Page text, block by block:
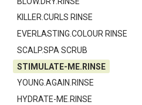
KILLER.CURLS RINSE
EVERLASTING.COLOUR RINSE
SCALP.SPA SCRUB
STIMULATE-ME.RINSE
YOUNG.AGAIN.RINSE
HYDRATE-ME.RINSE